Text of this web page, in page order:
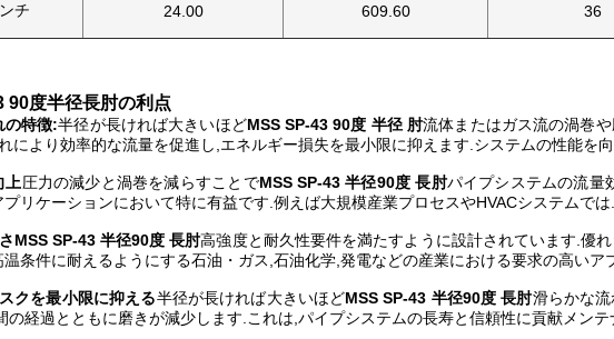
チ 24.00 609.60 36
90度半径長肘の利点
の特徴:半径が長ければ大きいほどMSS SP-43 90度 半径 肘流体またはガス流の渦巻
により効率的な流量を促進し,エネルギー損失を最小限に抑えます.システムの性能を
上圧力の減少と渦巻を減らすことでMSS SP-43 半径90度 長肘パイプシステムの流量
リケーションにおいて特に有益です.例えば大規模産業プロセスやHVACシステムでは.
MSS SP-43 半径90度 長肘高強度と耐久性要件を満たすように設計されています.優
条件に耐えるようにする石油・ガス,石油化学,発電などの産業における要求の高いア
クを最小限に抑える半径が長ければ大きいほどMSS SP-43 半径90度 長肘滑らかな
の経過とともに磨きが減少します.これは,パイプシステムの長寿と信頼性に貢献メン